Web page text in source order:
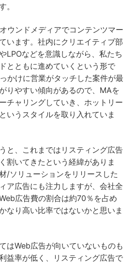
。
ウンドメディアでコンテンツマー
います。社内にクリエイティブ部
LPOなどを意識しながら、私たち
とともに進めていくという形で
かけに営業がタッチした案件が最
りやすい傾向があるので、MAを
チャリングしていき、ホットリー
いうスタイルを取り入れていま
と、これまではリスティング広告
割いてきたという経緯がありま
/ソリューションをリリースした
ア広告にも注力しますが、会社全
広告費の割合は約70％を占め
なり高い比率ではないかと思いま
はWeb広告が向いていないものも
益率が低く、リスティング広告で